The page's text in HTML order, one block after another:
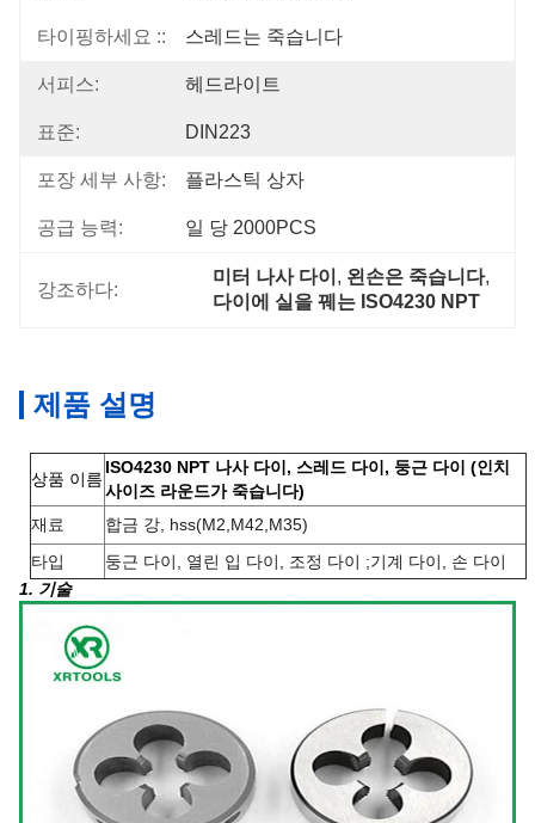
타이핑하세요 :: 스레드는 죽습니다
서피스: 헤드라이트
표준: DIN223
포장 세부 사항: 플라스틱 상자
공급 능력: 일 당 2000PCS
강조하다:
미터 나사 다이 , 왼손은 죽습니다,
다이에 실을 꿰는 ISO4230 NPT
제품 설명
상품 이름
ISO4230 NPT 나사 다이, 스레드 다이, 둥근 다이 (인치
사이즈 라운드가 죽습니다)
재료
합금 강, hss(M2,M42,M35)
타입
둥근 다이, 열린 입 다이, 조정 다이 ;기계 다이, 손 다이
1. 기술